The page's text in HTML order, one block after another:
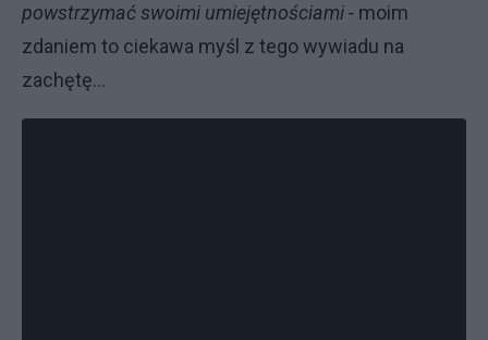
powstrzymać swoimi umiejętnościami - moim
zdaniem to ciekawa myśl z tego wywiadu na
zachętę...